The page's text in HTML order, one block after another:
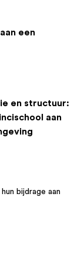
een
en structuur:
aan
bijdrage aan